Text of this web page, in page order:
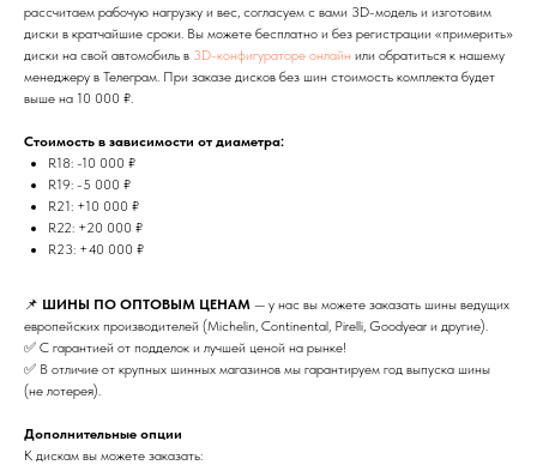
рассчитаем рабочую нагрузку и вес, согласуем с вами 3D-модель и изготовим
диски в кратчайшие сроки. Вы можете бесплатно и без регистрации «примерить»
диски на свой автомобиль в 3D-конфигураторе онлайн или обратиться к нашему
менеджеру в Телеграм. При заказе дисков без шин стоимость комплекта будет
выше на 10 000 ₽.
Стоимость в зависимости от диаметра:
R18: -10 000 ₽
R19: -5 000 ₽
R21: +10 000 ₽
R22: +20 000 ₽
R23: +40 000 ₽
📌 ШИНЫ ПО ОПТОВЫМ ЦЕНАМ — у нас вы можете заказать шины ведущих
европейских производителей (Michelin, Continental, Pirelli, Goodyear и другие).
✅ С гарантией от подделок и лучшей ценой на рынке!
✅ В отличие от крупных шинных магазинов мы гарантируем год выпуска шины
(не лотерея).
Дополнительные опции
К дискам вы можете заказать: